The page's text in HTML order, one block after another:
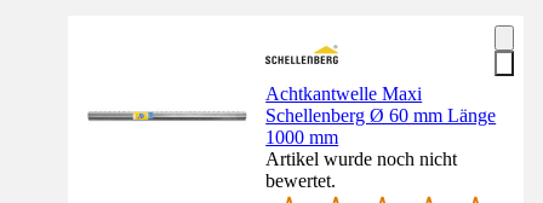
Achtkantwelle Maxi
Schellenberg Ø 60 mm Länge
1000 mm
Artikel wurde noch nicht
bewertet.